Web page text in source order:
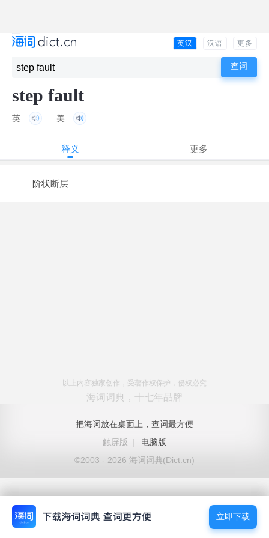
英汉 汉语 更多
step fault
英 美
释义 更多
阶状断层
以上内容独家创作，受著作权保护，侵权必究
海词词典，十七年品牌
把海词放在桌面上，查词最方便
触屏版
|
电脑版
©2003 - 2026 海词词典(Dict.cn)
立即下载
立即下载